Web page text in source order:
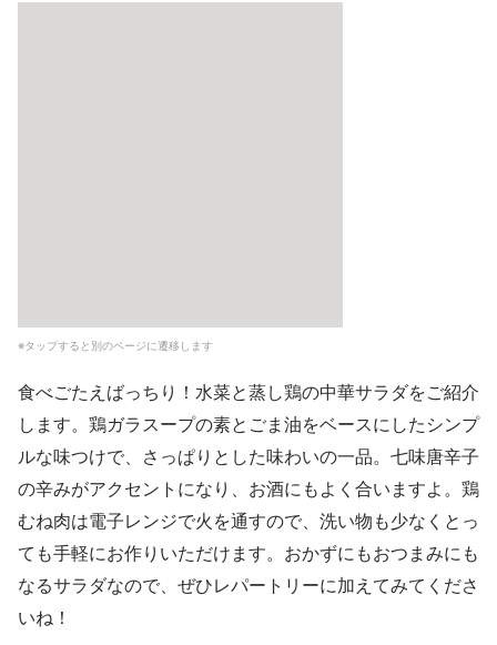
※タップすると別のページに遷移します
食べごたえばっちり！水菜と蒸し鶏の中華サラダをご紹介
します。鶏ガラスープの素とごま油をベースにしたシンプ
ルな味つけで、さっぱりとした味わいの一品。七味唐辛子
の辛みがアクセントになり、お酒にもよく合いますよ。鶏
むね肉は電子レンジで火を通すので、洗い物も少なくとっ
ても手軽にお作りいただけます。おかずにもおつまみにも
なるサラダなので、ぜひレパートリーに加えてみてくださ
いね！